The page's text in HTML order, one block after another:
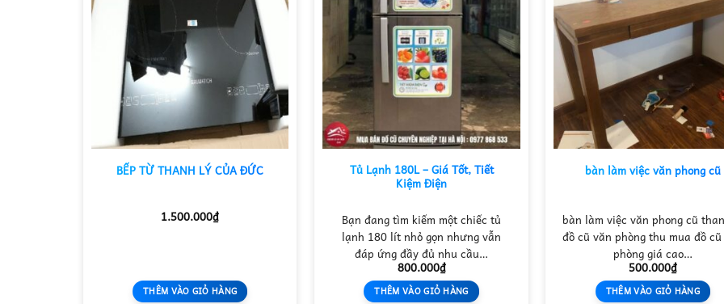
BẾP TỪ THANH LÝ CỦA ĐỨC
1.500.000₫
THÊM VÀO GIỎ HÀNG
Tủ Lạnh 180L – Giá Tốt, Tiết
Kiệm Điện
Bạn đang tìm kiếm một chiếc tủ
lạnh 180 lít nhỏ gọn nhưng vẫn
đáp ứng đầy đủ nhu cầu…
800.000₫
THÊM VÀO GIỎ HÀNG
bàn làm việc văn phong cũ
bàn làm việc văn phong cũ
đồ cũ văn phòng thu mua đồ
phòng giá cao…
500.000₫
THÊM VÀO GIỎ HÀNG